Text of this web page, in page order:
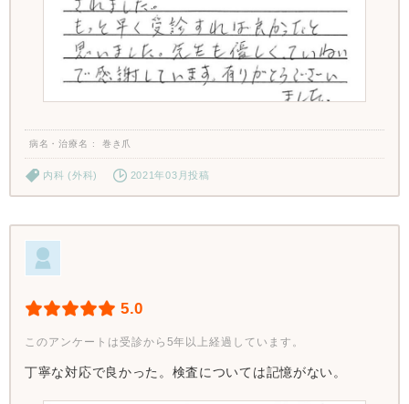
病名・治療名 巻き爪
内科 (外科) 2021年03月投稿
5.0
このアンケートは受診から5年以上経過しています。
丁寧な対応で良かった。検査については記憶がない。